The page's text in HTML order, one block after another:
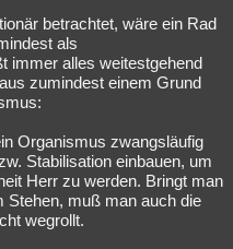
betrachtet, wäre ein Rad
als
immer alles weitestgehend
zumindest einem Grund
Organismus zwangsläufig
Stabilisation einbauen, um
Herr zu werden. Bringt man
Stehen, muß man auch die
wegrollt.